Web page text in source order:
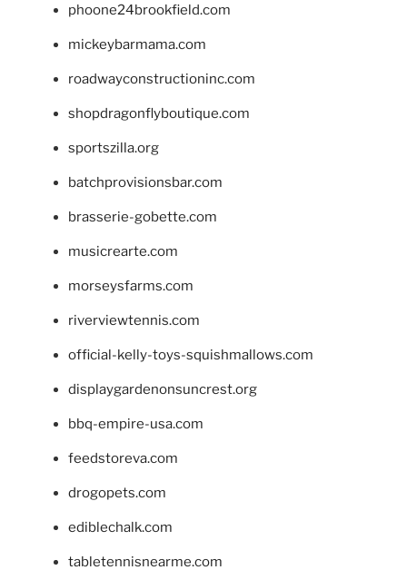
phoone24brookfield.com
mickeybarmama.com
roadwayconstructioninc.com
shopdragonflyboutique.com
sportszilla.org
batchprovisionsbar.com
brasserie-gobette.com
musicrearte.com
morseysfarms.com
riverviewtennis.com
official-kelly-toys-squishmallows.com
displaygardenonsuncrest.org
bbq-empire-usa.com
feedstoreva.com
drogopets.com
ediblechalk.com
tabletennisnearme.com